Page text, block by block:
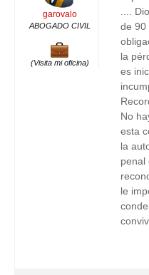
garovalo
ABOGADO CIVIL
(Visita mi oficina)
....
de 90
la
es
No
esta
la
penal
le